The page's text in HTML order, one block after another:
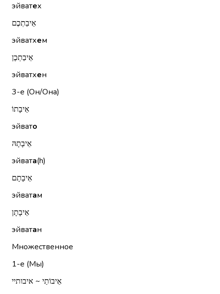
эйватех
אֵיבַתְכֶם
эйватхем
אֵיבַתְכֶן
эйватхен
3-е (Он/Она)
אֵיבָתוֹ
эйвато
אֵיבָתָהּ
эйвата(h)
אֵיבָתָם
эйватам
אֵיבָתָן
эйватан
Множественное
1-е (Мы)
אֵיבוֹתַי ~ איבותיי